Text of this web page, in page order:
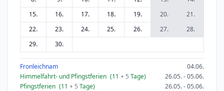
15.
16. 17. 18. 19. 20.
21.
22.
23. 24. 25. 26. 27.
28.
29.
30.
Fronleichnam
04.06.
Himmelfahrt- und Pfingstferien (11 + 5 Tage)
26.05. - 05.06.
Pfingstferien (11 + 5 Tage) 26.05. - 05.06.